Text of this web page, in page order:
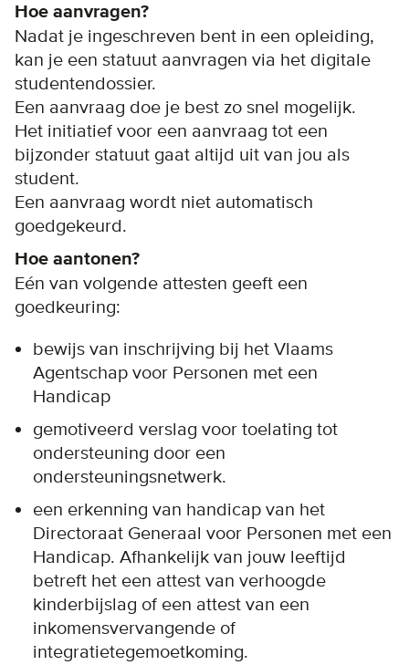
Hoe aanvragen?
Nadat je ingeschreven bent in een opleiding,
kan je een statuut aanvragen via het digitale
studentendossier.
Een aanvraag doe je best zo snel mogelijk.
Het initiatief voor een aanvraag tot een
bijzonder statuut gaat altijd uit van jou als
student.
Een aanvraag wordt niet automatisch
goedgekeurd.
Hoe aantonen?
Eén van volgende attesten geeft een
goedkeuring:
bewijs van inschrijving bij het Vlaams
Agentschap voor Personen met een
Handicap
gemotiveerd verslag voor toelating tot
ondersteuning door een
ondersteuningsnetwerk.
een erkenning van handicap van het
Directoraat Generaal voor Personen met een
Handicap. Afhankelijk van jouw leeftijd
betreft het een attest van verhoogde
kinderbijslag of een attest van een
inkomensvervangende of
integratietegemoetkoming.